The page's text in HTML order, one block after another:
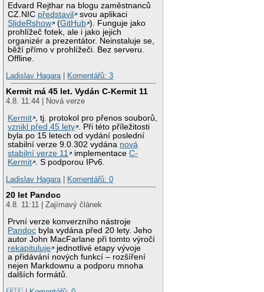
Edvard Rejthar na blogu zaměstnanců
CZ.NIC představil
svou aplikaci
SlideRshow
(GitHub ). Funguje jako
prohlížeč fotek, ale i jako jejich
organizér a prezentátor. Neinstaluje se,
běží přímo v prohlížeči. Bez serveru.
Offline.
Ladislav Hagara| Komentářů: 3
Kermit má 45 let. Vydán C-Kermit 11
4.8. 11:44 | Nová verze
Kermit
, tj. protokol pro přenos souborů,
vznikl před 45 lety
. Při této příležitosti
byla po 15 letech od vydání poslední
stabilní verze 9.0.302 vydána nová
stabilní verze 11
implementaceC-
Kermit
. S podporou IPv6.
Ladislav Hagara| Komentářů: 0
20 let Pandoc
4.8. 11:11 | Zajímavý článek
První verze konverzního nástroje
Pandoc byla vydána před 20 lety. Jeho
autor John MacFarlane při tomto výročí
rekapituluje
jednotlivé etapy vývoje
a přidávání nových funkcí – rozšíření
nejen Markdownu a podporu mnoha
dalších formátů.